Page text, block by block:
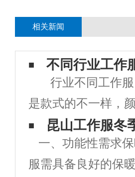
相关新闻
不同行业工作
行业不同工作
是款式的不一样，
提到医生首先想到
制工作服都是橘色
开车的司机们留
昆山工作服冬
一、功能性需求
服需具备良好的保